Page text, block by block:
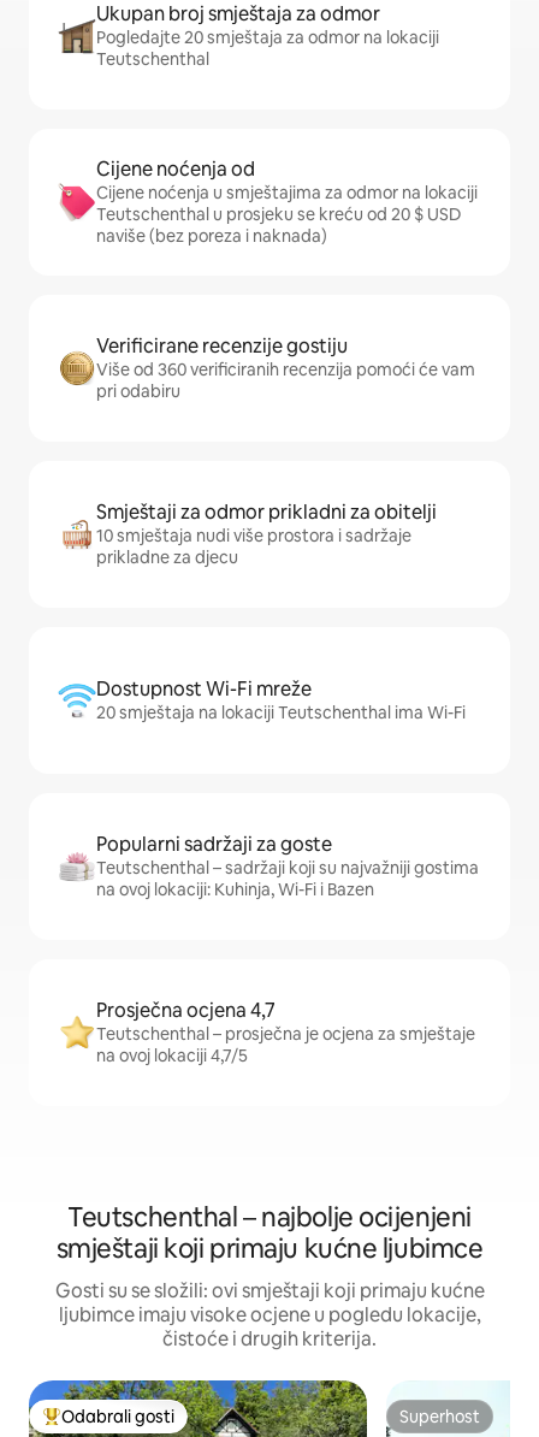
Ukupan broj smještaja za odmor
Pogledajte 20 smještaja za odmor na lokaciji
Teutschenthal
Cijene noćenja od
Cijene noćenja u smještajima za odmor na lokaciji
Teutschenthal u prosjeku se kreću od 20 $ USD
naviše (bez poreza i naknada)
Verificirane recenzije gostiju
Više od 360 verificiranih recenzija pomoći će vam
pri odabiru
Smještaji za odmor prikladni za obitelji
10 smještaja nudi više prostora i sadržaje
prikladne za djecu
Dostupnost Wi-Fi mreže
20 smještaja na lokaciji Teutschenthal ima Wi-Fi
Popularni sadržaji za goste
Teutschenthal – sadržaji koji su najvažniji gostima
na ovoj lokaciji: Kuhinja, Wi-Fi i Bazen
Prosječna ocjena 4,7
Teutschenthal – prosječna je ocjena za smještaje
na ovoj lokaciji 4,7/5
Teutschenthal – najbolje ocijenjeni
smještaji koji primaju kućne ljubimce
Gosti su se složili: ovi smještaji koji primaju kućne
ljubimce imaju visoke ocjene u pogledu lokacije,
čistoće i drugih kriterija.
Među najviše rangiranima s oznakom „Odabrali gosti”
Odabrali gosti Superhost
Superhost